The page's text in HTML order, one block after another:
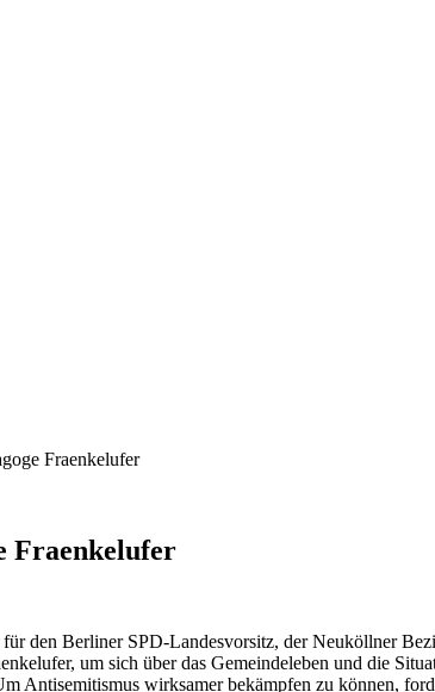
Fraenkelufer
Fraenkelufer
den Berliner SPD-Landesvorsitz, der Neuköllner
um sich über das Gemeindeleben und die
Antisemitismus wirksamer bekämpfen zu können,